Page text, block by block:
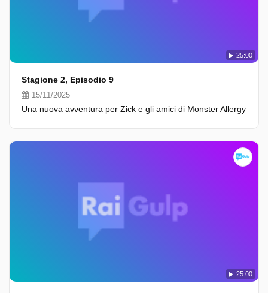
25:00
Stagione 2, Episodio 9
15/11/2025
Una nuova avventura per Zick e gli amici di Monster Allergy
25:00